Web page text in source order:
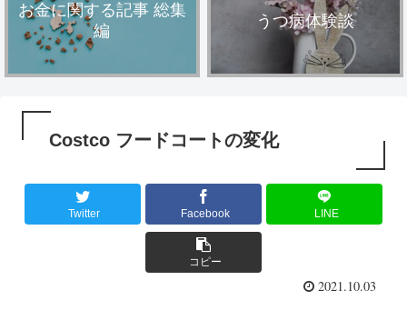
お金に関する記事 総集
編
うつ病体験談
Costco フードコートの変化
Twitter Facebook LINE
コピー
2021.10.03